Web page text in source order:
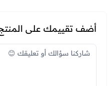
أضف تقييمك على المنتج